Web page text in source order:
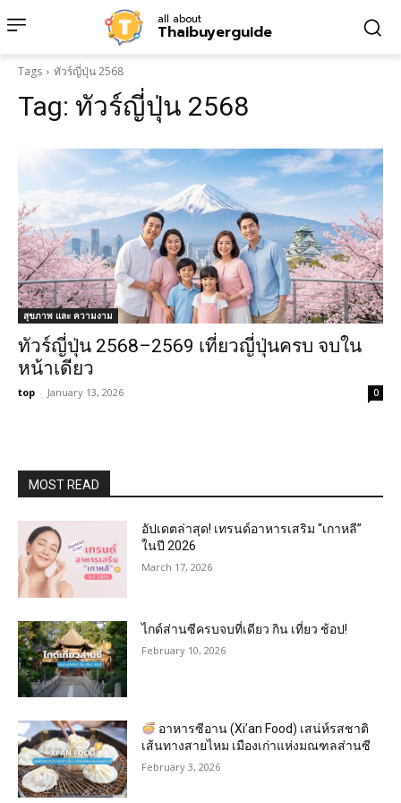
all about
Thaibuyerguide
Tags ทัวร์ญี่ปุ่น 2568
Tag: ทัวร์ญี่ปุ่น 2568
สุขภาพ และ ความงาม
ทัวร์ญี่ปุ่น 2568–2569 เที่ยวญี่ปุ่นครบ จบใน
หน้าเดียว
top - January 13, 2026 0
MOST READ
อัปเดตล่าสุด! เทรนด์อาหารเสริม “เกาหลี”
ในปี 2026
March 17, 2026
ไกด์ส่านซีครบจบที่เดียว กิน เที่ยว ช้อป!
February 10, 2026
อาหารซีอาน (Xi’an Food) เสน่ห์รสชาติ
เส้นทางสายไหม เมืองเก่าแห่งมณฑลส่านซี
February 3, 2026